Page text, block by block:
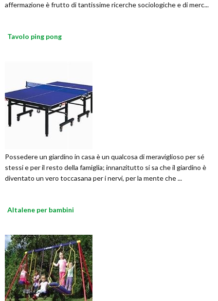
affermazione è frutto di tantissime ricerche sociologiche e di merc...
Tavolo ping pong
Possedere un giardino in casa è un qualcosa di meraviglioso per sé
stessi e per il resto della famiglia; innanzitutto si sa che il giardino è
diventato un vero toccasana per i nervi, per la mente che ...
Altalene per bambini